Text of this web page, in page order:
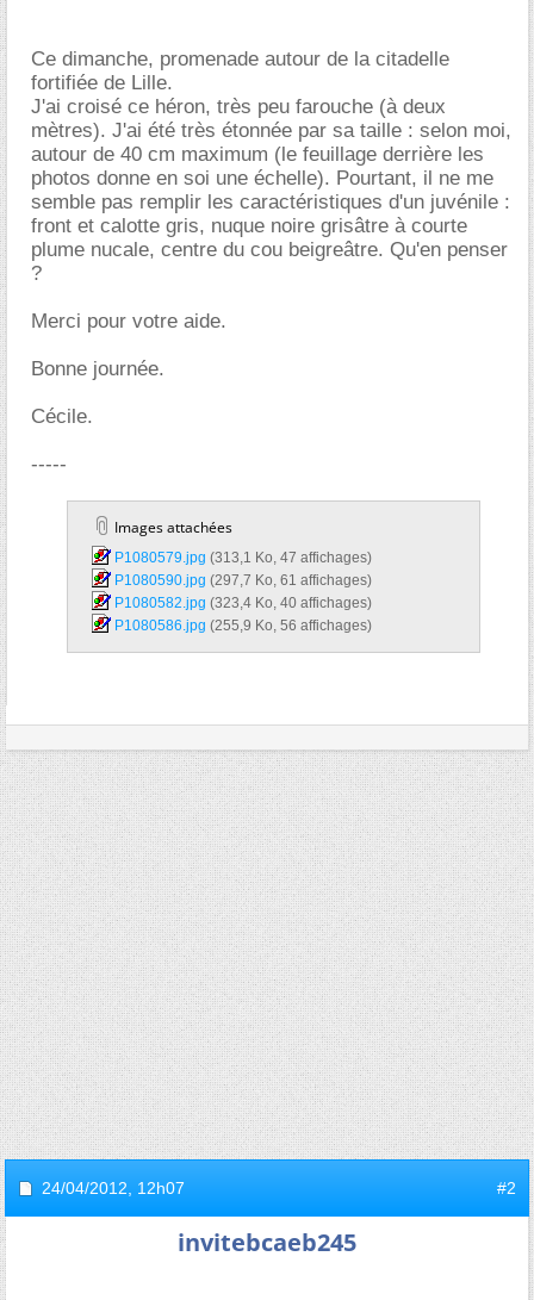
Ce dimanche, promenade autour de la citadelle
fortifiée de Lille.
J'ai croisé ce héron, très peu farouche (à deux
mètres). J'ai été très étonnée par sa taille : selon moi,
autour de 40 cm maximum (le feuillage derrière les
photos donne en soi une échelle). Pourtant, il ne me
semble pas remplir les caractéristiques d'un juvénile :
front et calotte gris, nuque noire grisâtre à courte
plume nucale, centre du cou beigreâtre. Qu'en penser
?
Merci pour votre aide.
Bonne journée.
Cécile.
-----
Images attachées
P1080579.jpg‎ (313,1 Ko, 47 affichages)
P1080590.jpg‎ (297,7 Ko, 61 affichages)
P1080582.jpg‎ (323,4 Ko, 40 affichages)
P1080586.jpg‎ (255,9 Ko, 56 affichages)
24/04/2012, 12h07 #2
invitebcaeb245